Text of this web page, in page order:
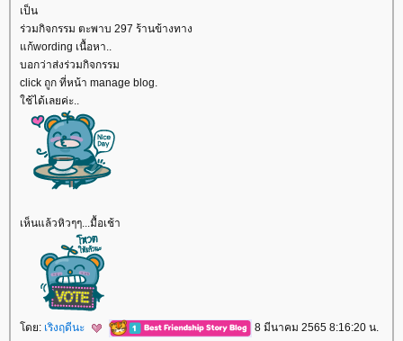
เป็น
ร่วมกิจกรรม ตะพาบ 297 ร้านข้างทาง
ก้wording เนื้อหา..
บอกว่าส่งร่วมกิจกรรม
click ถูก ที่หน้า manage blog.
ช้ได้เลยค่ะ..
เห็นแล้วหิวๆๆ...มื้อเช้า
ดย: เริงฤดีนะ 8 มีนาคม 2565 8:16:20 น.